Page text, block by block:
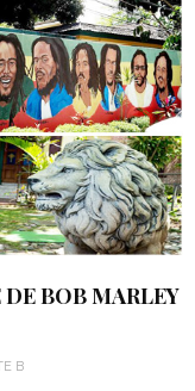
BOB MARLEY
B